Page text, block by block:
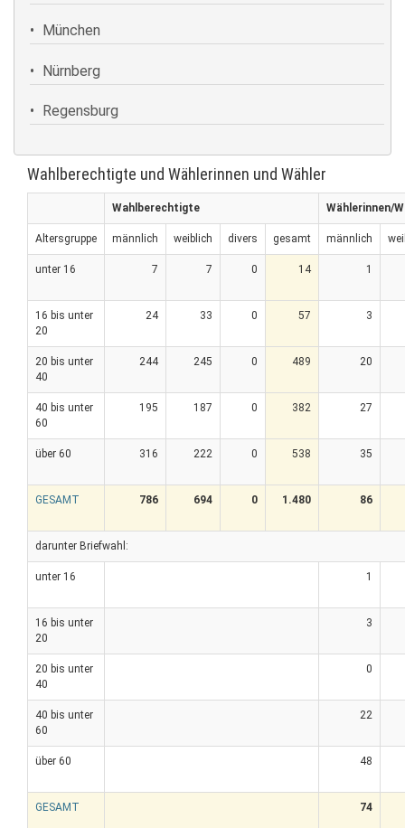
München
Nürnberg
Regensburg
Wahlberechtigte und Wählerinnen und Wähler
Wahlberechtigte Wählerinnen/
Altersgruppe männlich weiblich divers gesamt männlich
unter 16 7 7 0 14 1
16 bis unter
20
24 33 0 57 3
20 bis unter
40
244 245 0 489 20
40 bis unter
60
195 187 0 382 27
über 60 316 222 0 538 35
GESAMT 786 694 0 1.480 86
darunter Briefwahl:
unter 16 1
16 bis unter
20
3
20 bis unter
40
0
40 bis unter
60
22
über 60 48
GESAMT 74